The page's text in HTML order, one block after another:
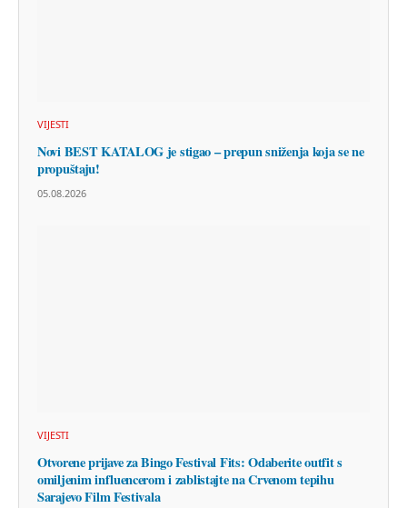
VIJESTI
Novi BEST KATALOG je stigao – prepun sniženja koja se ne
propuštaju!
05.08.2026
VIJESTI
Otvorene prijave za Bingo Festival Fits: Odaberite outfit s
omiljenim influencerom i zablistajte na Crvenom tepihu
Sarajevo Film Festivala